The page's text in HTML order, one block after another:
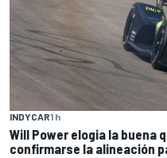
INDYCAR1 h
Will Power elogia la buena
confirmarse la alineación